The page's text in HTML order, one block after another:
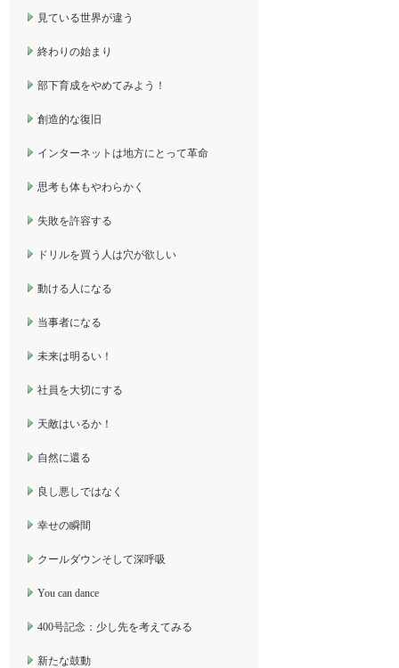
見ている世界が違う
終わりの始まり
部下育成をやめてみよう！
創造的な復旧
インターネットは地方にとって革命
思考も体もやわらかく
失敗を許容する
ドリルを買う人は穴が欲しい
動ける人になる
当事者になる
未来は明るい！
社員を大切にする
天敵はいるか！
自然に還る
良し悪しではなく
幸せの瞬間
クールダウンそして深呼吸
You can dance
400号記念：少し先を考えてみる
新たな鼓動